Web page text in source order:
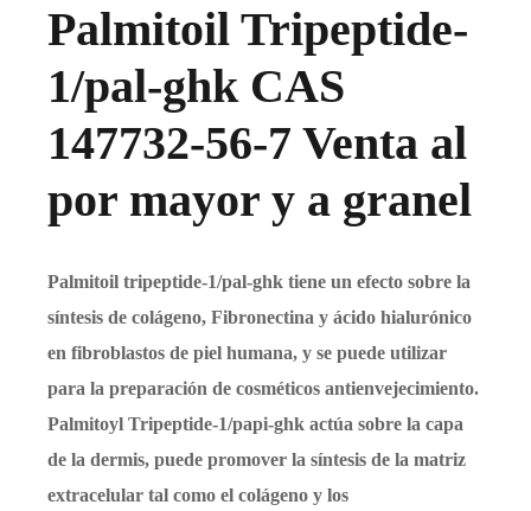
Palmitoil Tripeptide-
1/pal-ghk CAS
147732-56-7 Venta al
por mayor y a granel
Palmitoil tripeptide-1/pal-ghk tiene un efecto sobre la
síntesis de colágeno, Fibronectina y ácido hialurónico
en fibroblastos de piel humana, y se puede utilizar
para la preparación de cosméticos antienvejecimiento.
Palmitoyl Tripeptide-1/papi-ghk actúa sobre la capa
de la dermis, puede promover la síntesis de la matriz
extracelular tal como el colágeno y los